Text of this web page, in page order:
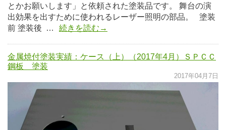
とかお願いします」と依頼された塗装品です。 舞台の演
出効果を出すために使われるレーザー照明の部品。 塗装
前 塗装後 …
続きを読む→
金属焼付塗装実績：ケース（上）（2017年4月）ＳＰＣＣ
鋼板 塗装
2017年04月7日